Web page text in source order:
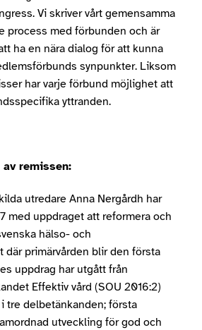
Vi skriver vårt gemensamma
process med förbunden och är
ha en nära dialog för att kunna
synpunkter. Liksom
har varje förbund möjlighet att
yttranden.
remissen:
utredare Anna Nergårdh har
med uppdraget att reformera och
hälso- och
där primärvården blir den första
uppdrag har utgått från
Effektiv vård (SOU 2016:2)
tre delbetänkanden; första
utveckling för god och